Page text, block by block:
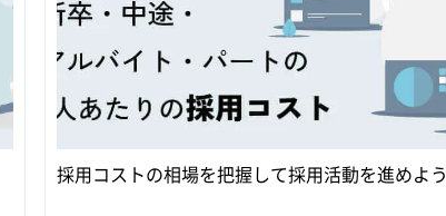
採用コストの相場を把握して採用活動を進めよう